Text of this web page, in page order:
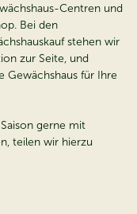
Centren und
Bei den
stehen wir
zur Seite, und
Gewächshaus für Ihre
gerne mit
teilen wir hierzu